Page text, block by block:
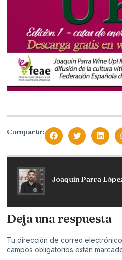
Compartir:
Joaquín Parra
Deja una respuesta
Tu dirección de correo
campos obligatorios están